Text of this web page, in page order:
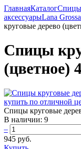
ГлавнаяКаталогСпицы
аксессуарыLana
круговые дерево
Спицы
(цветное)
Спицы круговые
В наличии: 9
–
945 руб.